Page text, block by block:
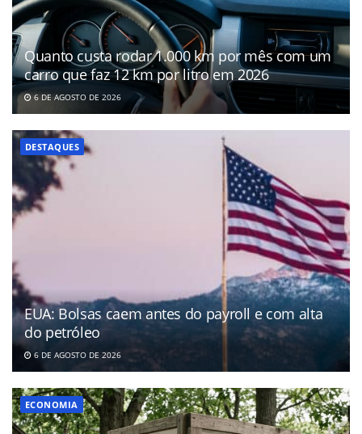
Quanto custa rodar 1.000 km por mês com um
carro que faz 12 km por litro em 2026
6 DE AGOSTO DE 2026
DESTAQUES
EUA: Bolsas caem antes do payroll e com alta
do petróleo
6 DE AGOSTO DE 2026
ECONOMIA